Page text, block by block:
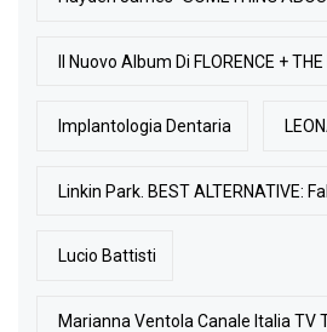
Il Nuovo Album Di FLORENCE + THE
Implantologia Dentaria
Linkin Park. BEST ALTERNATIVE:
Lucio Battisti
Marianna Ventola Canale Italia TV